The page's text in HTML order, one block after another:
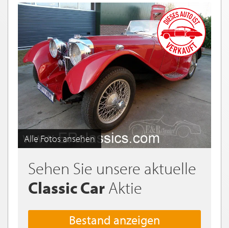
Alle Fotos ansehen
Sehen Sie unsere aktuelle
Classic Car Aktie
Bestand anzeigen